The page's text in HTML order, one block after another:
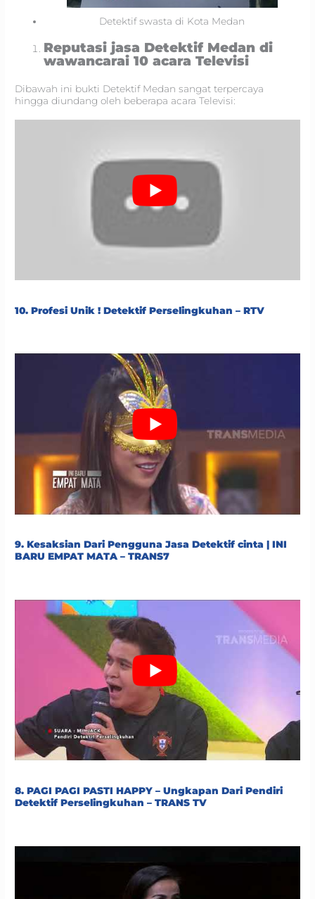
Detektif swasta di Kota Medan
Reputasi jasa Detektif Medan di
wawancarai 10 acara Televisi
Dibawah ini bukti Detektif Medan sangat terpercaya
hingga diundang oleh beberapa acara Televisi:
10. Profesi Unik ! Detektif Perselingkuhan – RTV
9. Kesaksian Dari Pengguna Jasa Detektif cinta | INI
BARU EMPAT MATA – TRANS7
8. PAGI PAGI PASTI HAPPY – Ungkapan Dari Pendiri
Detektif Perselingkuhan – TRANS TV